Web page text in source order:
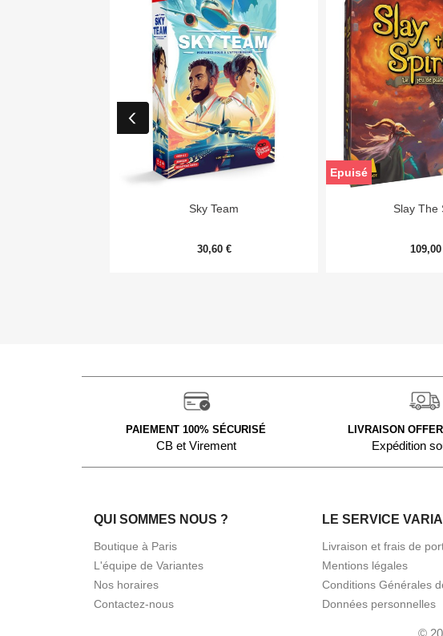
Aperçu rapide
Sky Team
30,60 €
Aperçu
Slay The
Epuisé
PAIEMENT 100% SÉCURISÉ
CB et Virement
LIVRAISON
Expédition
QUI SOMMES NOUS ?
Boutique à Paris
L'équipe de Variantes
Nos horaires
Contactez-nous
LE SERVICE
Livraison et frais de
Mentions légales
Conditions Générales
Données personnelles
©